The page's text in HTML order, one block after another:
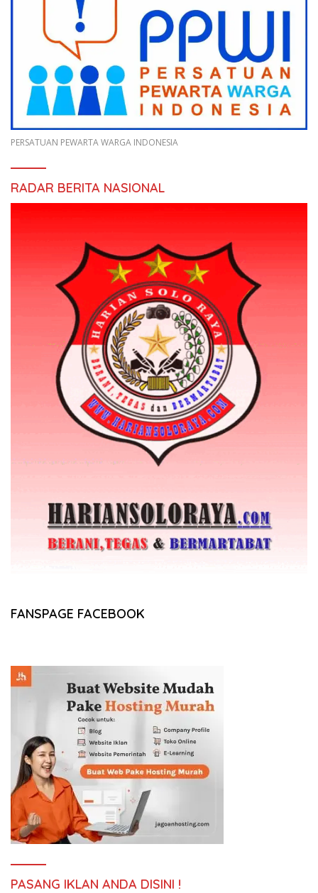
PERSATUAN PEWARTA WARGA INDONESIA
RADAR BERITA NASIONAL
FANSPAGE FACEBOOK
PASANG IKLAN ANDA DISINI !